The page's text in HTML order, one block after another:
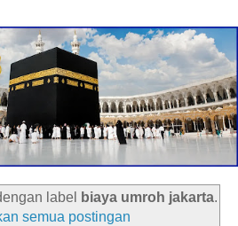
label biaya umroh jakarta.
semua postingan